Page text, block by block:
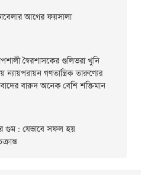
আগের ফয়সালা
স্বৈরশাসকের গুলিভরা খুনি
ন্যায়পরায়ন গণতান্ত্রিক তারুণ্যের
বারুদ অনেক বেশি শক্তিমান
গুম : যেভাবে সফল হয়